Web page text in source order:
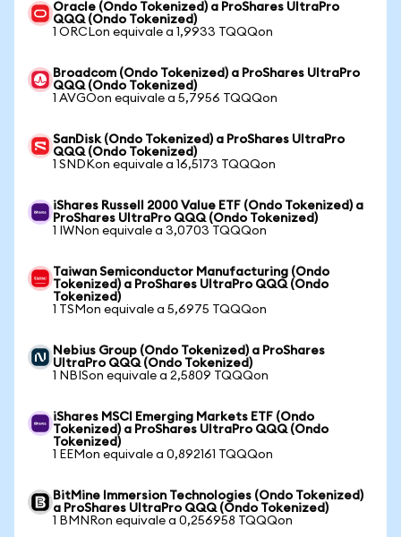
Oracle (Ondo Tokenized) a ProShares UltraPro
QQQ (Ondo Tokenized)
1 ORCLon equivale a 1,9933 TQQQon
Broadcom (Ondo Tokenized) a ProShares UltraPro
QQQ (Ondo Tokenized)
1 AVGOon equivale a 5,7956 TQQQon
SanDisk (Ondo Tokenized) a ProShares UltraPro
QQQ (Ondo Tokenized)
1 SNDKon equivale a 16,5173 TQQQon
iShares Russell 2000 Value ETF (Ondo Tokenized) a
ProShares UltraPro QQQ (Ondo Tokenized)
1 IWNon equivale a 3,0703 TQQQon
Taiwan Semiconductor Manufacturing (Ondo
Tokenized) a ProShares UltraPro QQQ (Ondo
Tokenized)
1 TSMon equivale a 5,6975 TQQQon
Nebius Group (Ondo Tokenized) a ProShares
UltraPro QQQ (Ondo Tokenized)
1 NBISon equivale a 2,5809 TQQQon
iShares MSCI Emerging Markets ETF (Ondo
Tokenized) a ProShares UltraPro QQQ (Ondo
Tokenized)
1 EEMon equivale a 0,892161 TQQQon
BitMine Immersion Technologies (Ondo Tokenized)
a ProShares UltraPro QQQ (Ondo Tokenized)
1 BMNRon equivale a 0,256958 TQQQon